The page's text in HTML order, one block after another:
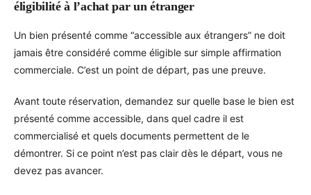
éligibilité à l’achat par un étranger
Un bien présenté comme “accessible aux étrangers” ne doit
jamais être considéré comme éligible sur simple affirmation
commerciale. C’est un point de départ, pas une preuve.
Avant toute réservation, demandez sur quelle base le bien est
présenté comme accessible, dans quel cadre il est
commercialisé et quels documents permettent de le
démontrer. Si ce point n’est pas clair dès le départ, vous ne
devez pas avancer.